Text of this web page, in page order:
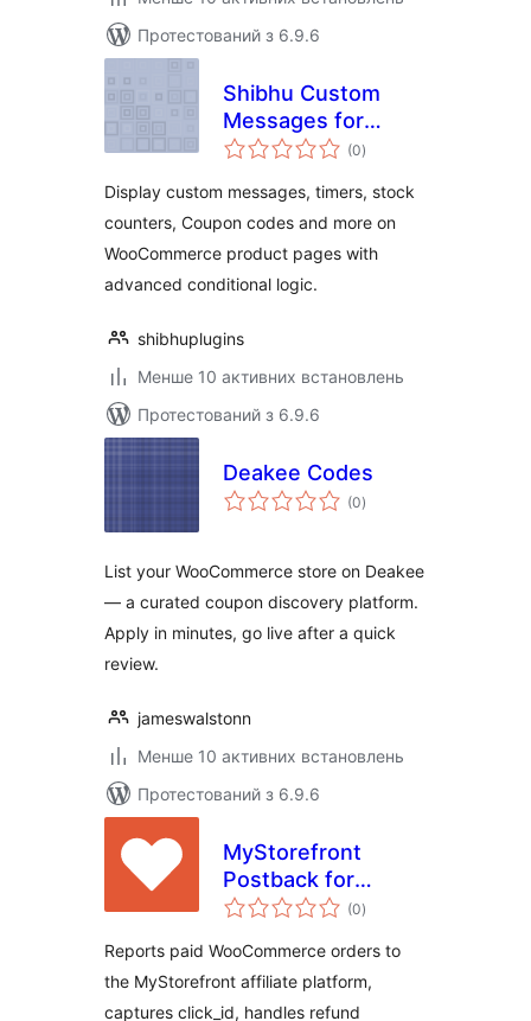
Протестований з 6.9.6
Shibhu Custom
Messages for
WooCommerce
(0загальний
рейтинг
)
Display custom messages, timers, stock
counters, Coupon codes and more on
WooCommerce product pages with
advanced conditional logic.
shibhuplugins
Менше 10 активних встановлень
Протестований з 6.9.6
Deakee Codes
(0загальний
рейтинг
)
List your WooCommerce store on Deakee
— a curated coupon discovery platform.
Apply in minutes, go live after a quick
review.
jameswalstonn
Менше 10 активних встановлень
Протестований з 6.9.6
MyStorefront
Postback for
WooCommerce
(0загальний
рейтинг
)
Reports paid WooCommerce orders to
the MyStorefront affiliate platform,
captures click_id, handles refund